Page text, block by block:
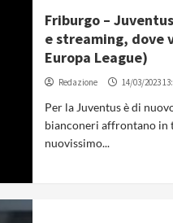
Friburgo –
e streaming, dove
Europa League)
Redazione 14/03/2023
Per la Juventus è di
bianconeri affrontano in
nuovissimo...